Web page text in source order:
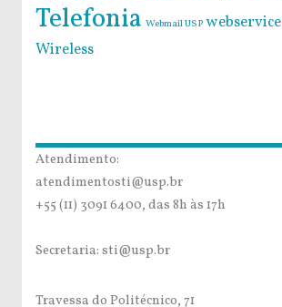
Telefonia Webmail USP webservice
Wireless
Atendimento:
atendimentosti@usp.br
+55 (11) 3091 6400, das 8h às 17h
Secretaria: sti@usp.br
Travessa do Politécnico, 71